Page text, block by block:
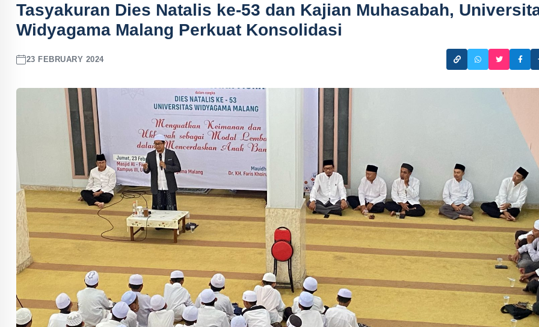
Tasyakuran Dies Natalis ke-53 dan Kajian Muhasabah,
Widyagama Malang Perkuat Konsolidasi
23 FEBRUARY 2024